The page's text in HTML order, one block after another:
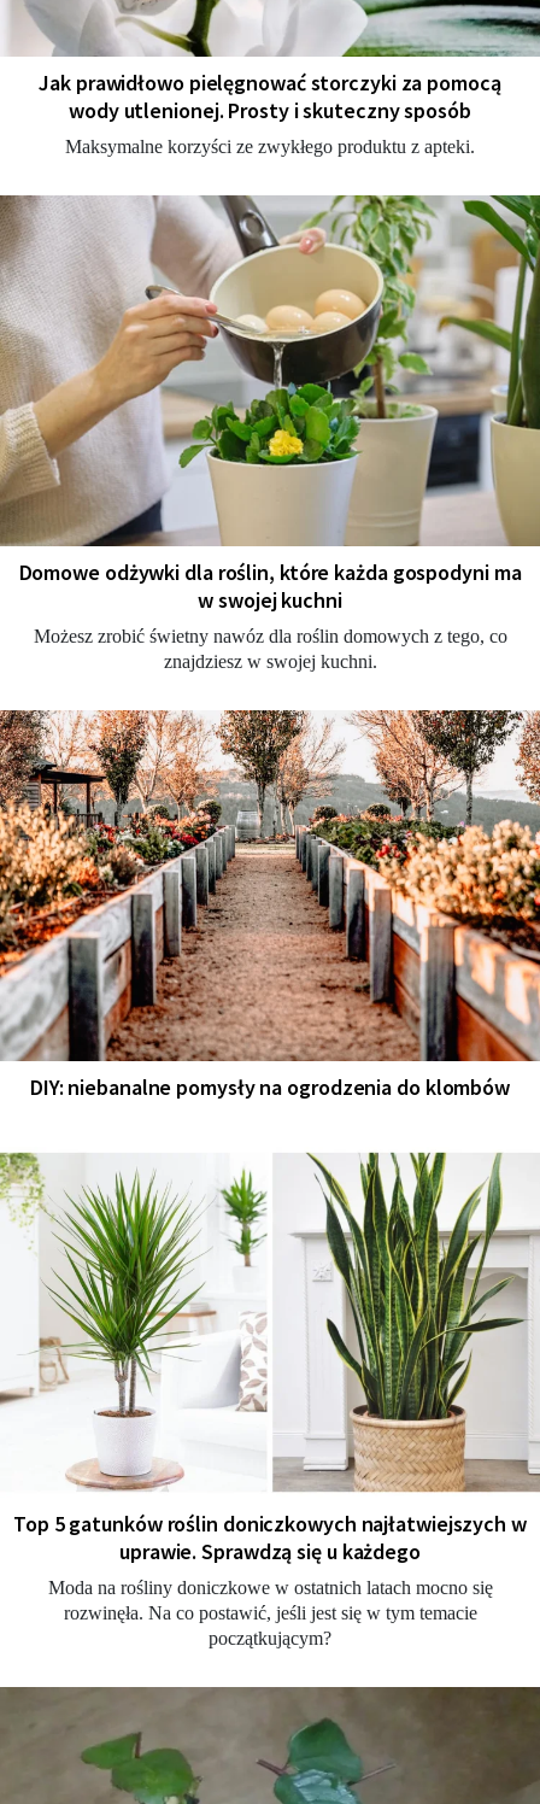
Jak prawidłowo pielęgnować storczyki za pomocą
wody utlenionej. Prosty i skuteczny sposób
Maksymalne korzyści ze zwykłego produktu z apteki.
Domowe odżywki dla roślin, które każda gospodyni ma
w swojej kuchni
Możesz zrobić świetny nawóz dla roślin domowych z tego, co
znajdziesz w swojej kuchni.
DIY: niebanalne pomysły na ogrodzenia do klombów
Top 5 gatunków roślin doniczkowych najłatwiejszych w
uprawie. Sprawdzą się u każdego
Moda na rośliny doniczkowe w ostatnich latach mocno się
rozwinęła. Na co postawić, jeśli jest się w tym temacie
początkującym?